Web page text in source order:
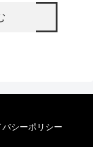
バシーポリシー